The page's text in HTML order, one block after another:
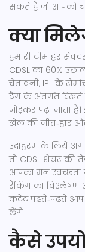
सकते हैं जो आपको
क्या
हमारी टीम हर
CDSL का 60%
चेतावनी, IPL के
टैग के अंतर्गत दिखते
जोड़कर पढ़ा जाता
खेल की जीत‑हार
उदाहरण के लिये
तो CDSL शेयर की
आपका मन स्वच्छता
रैंकिंग का विश्लेषण
कंटेंट पढ़ते‑पढ़ते आप
लेंगे।
कैसे